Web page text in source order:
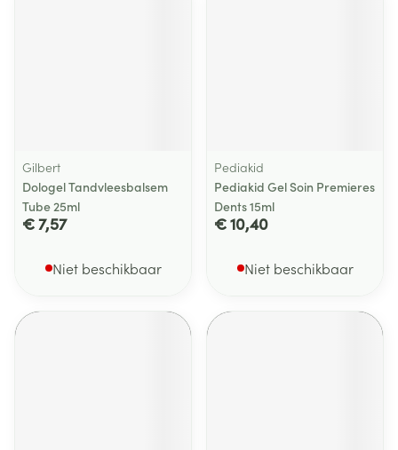
Gilbert
Dologel Tandvleesbalsem
Tube 25ml
€ 7,57
Niet beschikbaar
Pediakid
Pediakid Gel Soin Premieres
Dents 15ml
€ 10,40
Niet beschikbaar